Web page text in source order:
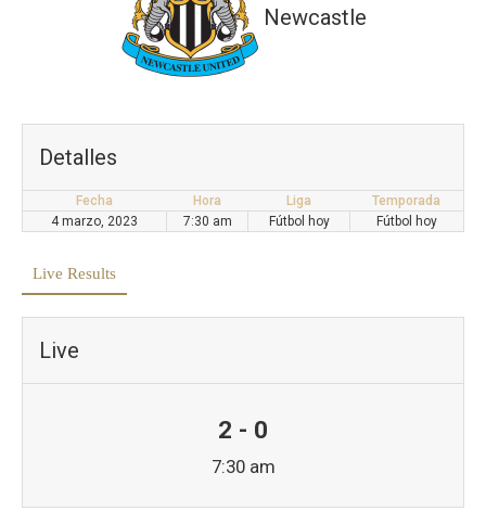
Newcastle
Detalles
Fecha Hora Liga
Temporada
4 marzo, 2023
7:30 am Fútbol hoy Fútbol hoy
Live Results
Live
2 - 0
7:30 am